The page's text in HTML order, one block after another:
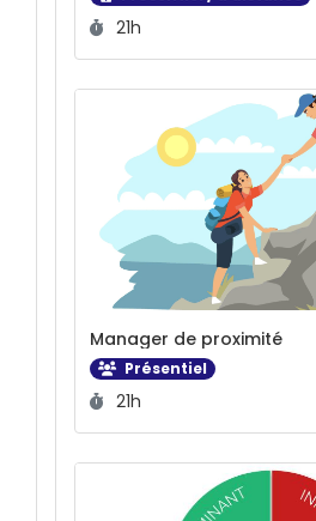
Durée :
21h
Manager de proximité
Présentiel
Durée :
21h